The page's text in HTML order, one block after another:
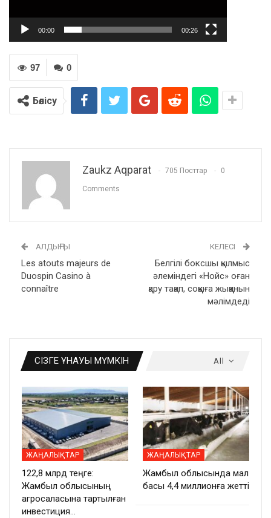
00:00 00:26
0
97
Бөлісу
Zaukz Aqparat 705 Посттар 0
Comments
АЛДЫҢҒЫ
Les atouts majeurs de
Duospin Casino à
connaître
КЕЛЕСІ
Белгілі боксшы қылмыс
әлеміндегі «Нойс» оған
қару тақап, соққыға жыққанын
мәлімдеді
All
СІЗГЕ ҰНАУЫ МҮМКІН
ЖАҢАЛЫҚТАР
122,8 млрд теңге:
Жамбыл облысының
агросаласына тартылған
инвестиция…
ЖАҢАЛЫҚТАР
Жамбыл облысында мал
басы 4,4 миллионға жетті